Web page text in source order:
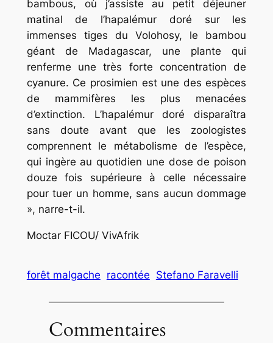
bambous, où j’assiste au petit déjeuner
matinal de l’hapalémur doré sur les
immenses tiges du Volohosy, le bambou
géant de Madagascar, une plante qui
renferme une très forte concentration de
cyanure. Ce prosimien est une des espèces
de mammifères les plus menacées
d’extinction. L’hapalémur doré disparaîtra
sans doute avant que les zoologistes
comprennent le métabolisme de l’espèce,
qui ingère au quotidien une dose de poison
douze fois supérieure à celle nécessaire
pour tuer un homme, sans aucun dommage
», narre-t-il.
Moctar FICOU/ VivAfrik
forêt malgache racontée Stefano Faravelli
Commentaires